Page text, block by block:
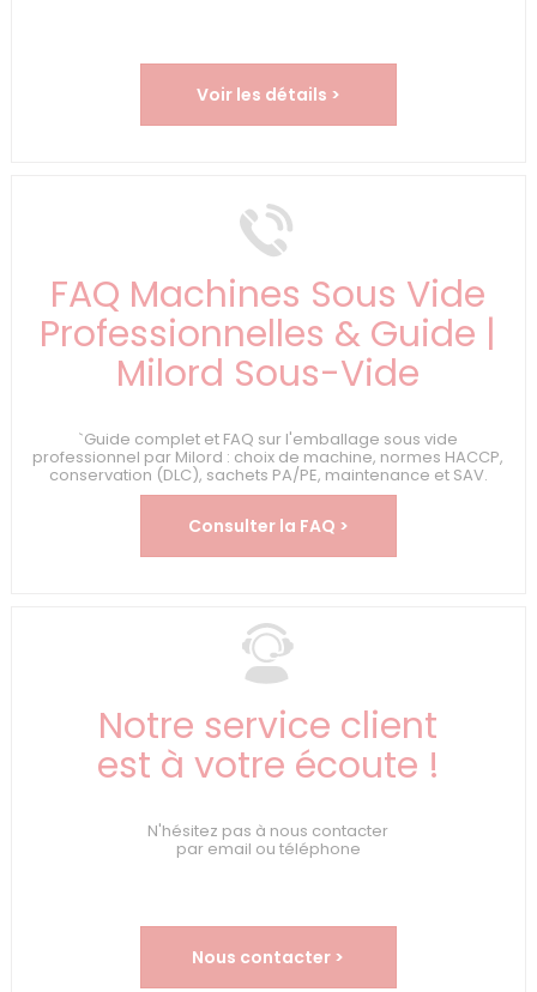
Voir les détails >
FAQ Machines Sous Vide
Professionnelles & Guide |
Milord Sous-Vide
`Guide complet et FAQ sur l'emballage sous vide
professionnel par Milord : choix de machine, normes HACCP,
conservation (DLC), sachets PA/PE, maintenance et SAV.
Consulter la FAQ >
Notre service client
est à votre écoute !
N'hésitez pas à nous contacter
par email ou téléphone
Nous contacter >